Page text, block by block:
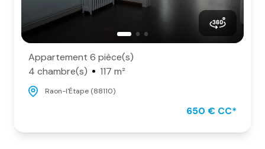
Appartement 6 pièce(s)
4 chambre(s)
117 m²
Raon-l'Étape (88110)
650 € CC*